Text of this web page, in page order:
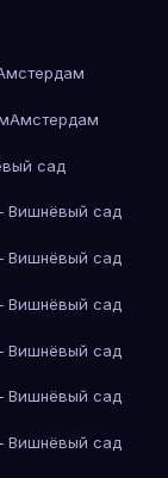
Амстердам
сад
Вишнёвый сад
Вишнёвый сад
Вишнёвый сад
Вишнёвый сад
Вишнёвый сад
Вишнёвый сад